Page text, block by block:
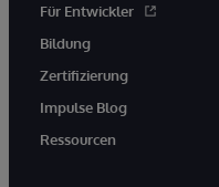
Für Entwickler
Bildung
Zertifizierung
Impulse Blog
Ressourcen